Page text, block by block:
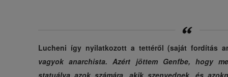
Lucheni így nyilatkozott a tettéről (saját fordítás
vagyok anarchista. Azért jöttem Genfbe, hogy